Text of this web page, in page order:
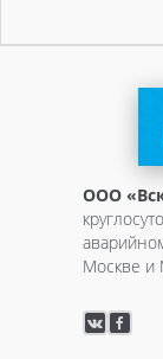
ООО
Москве и